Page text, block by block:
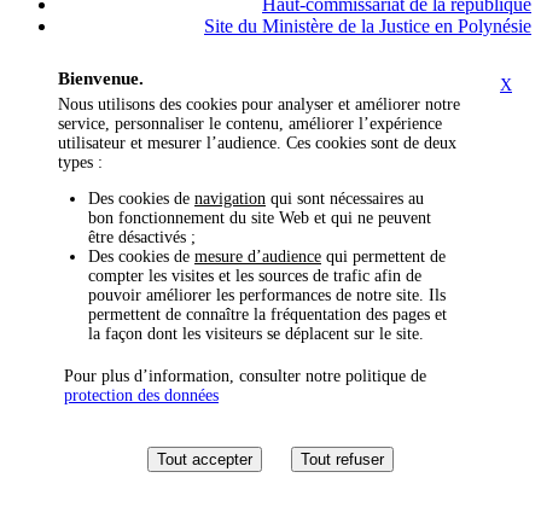
Site du Ministère de la Justice en Polynésie
X
Bienvenue.
Nous utilisons des cookies pour analyser et améliorer notre
service, personnaliser le contenu, améliorer l’expérience
utilisateur et mesurer l’audience. Ces cookies sont de deux
types :
Des cookies de navigation qui sont nécessaires au
bon fonctionnement du site Web et qui ne peuvent
être désactivés ;
Des cookies de mesure d’audience qui permettent de
compter les visites et les sources de trafic afin de
pouvoir améliorer les performances de notre site. Ils
permettent de connaître la fréquentation des pages et
la façon dont les visiteurs se déplacent sur le site.
Pour plus d’information, consulter notre politique de
protection des données
Tout accepter Tout refuser